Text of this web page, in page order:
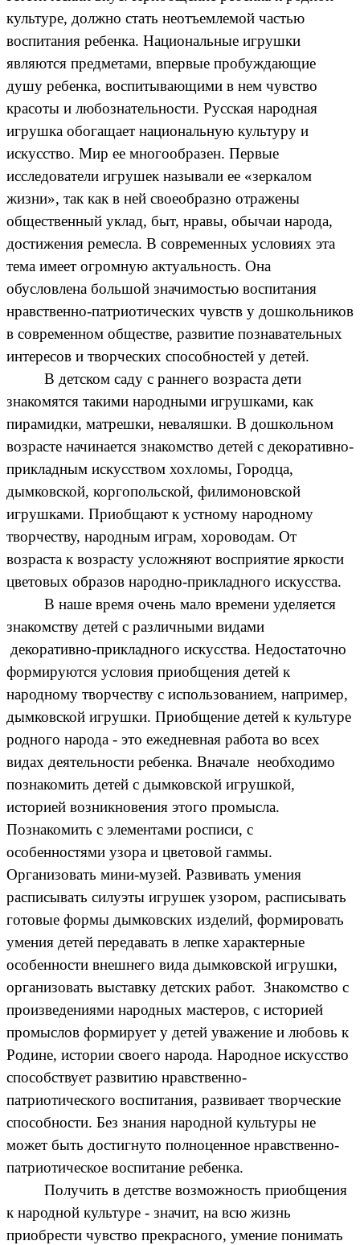
культуре, должно стать неотъемлемой частью
воспитания ребенка. Национальные игрушки
являются предметами, впервые пробуждающие
душу ребенка, воспитывающими в нем чувство
красоты и любознательности. Русская народная
игрушка обогащает национальную культуру и
искусство. Мир ее многообразен. Первые
исследователи игрушек называли ее «зеркалом
жизни», так как в ней своеобразно отражены
общественный уклад, быт, нравы, обычаи народа,
достижения ремесла. В современных условиях эта
тема имеет огромную актуальность. Она
обусловлена большой значимостью воспитания
нравственно-патриотических чувств у дошкольников
в современном обществе, развитие познавательных
интересов и творческих способностей у детей.
В детском саду с раннего возраста дети
знакомятся такими народными игрушками, как
пирамидки, матрешки, неваляшки. В дошкольном
возрасте начинается знакомство детей с декоративно-
прикладным искусством хохломы, Городца,
дымковской, коргопольской, филимоновской
игрушками. Приобщают к устному народному
творчеству, народным играм, хороводам. От
возраста к возрасту усложняют восприятие яркости
цветовых образов народно-прикладного искусства.
В наше время очень мало времени уделяется
знакомству детей с различными видами
декоративно-прикладного искусства. Недостаточно
формируются условия приобщения детей к
народному творчеству с использованием, например,
дымковской игрушки. Приобщение детей к культуре
родного народа - это ежедневная работа во всех
видах деятельности ребенка. Вначале необходимо
познакомить детей с дымковской игрушкой,
историей возникновения этого промысла.
Познакомить с элементами росписи, с
особенностями узора и цветовой гаммы.
Организовать мини-музей. Развивать умения
расписывать силуэты игрушек узором, расписывать
готовые формы дымковских изделий, формировать
умения детей передавать в лепке характерные
особенности внешнего вида дымковской игрушки,
организовать выставку детских работ. Знакомство с
произведениями народных мастеров, с историей
промыслов формирует у детей уважение и любовь к
Родине, истории своего народа. Народное искусство
способствует развитию нравственно-
патриотического воспитания, развивает творческие
способности. Без знания народной культуры не
может быть достигнуто полноценное нравственно-
патриотическое воспитание ребенка.
Получить в детстве возможность приобщения
к народной культуре - значит, на всю жизнь
приобрести чувство прекрасного, умение понимать